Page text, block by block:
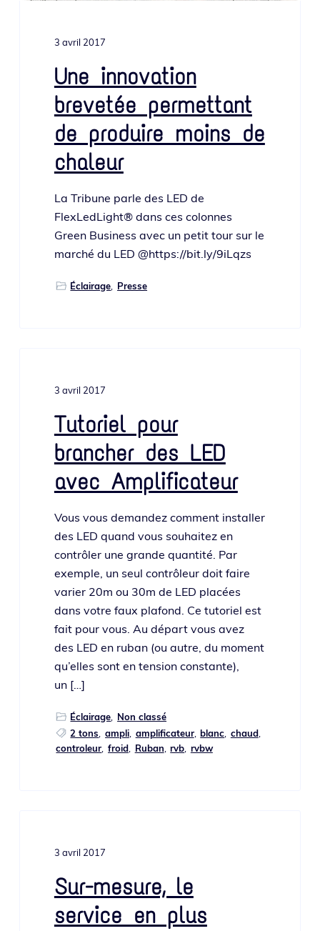
3 avril 2017
Une innovation
brevetée permettant
de produire moins de
chaleur
La Tribune parle des LED de
FlexLedLight® dans ces colonnes
Green Business avec un petit tour sur le
mar­ché du LED @https://bit.ly/9iLqzs
Éclairage Presse
3 avril 2017
Tutoriel pour
brancher des LED
avec Amplificateur
Vous vous deman­dez com­ment ins­tal­ler
des LED quand vous sou­hai­tez en
contrô­ler une grande quan­ti­té. Par
exemple, un seul contrô­leur doit faire
varier 20m ou 30m de LED pla­cées
dans votre faux pla­fond. Ce tuto­riel est
fait pour vous. Au départ vous avez
des LED en ruban (ou autre, du moment
qu’elles sont en ten­sion constante),
un […]
Éclairage
Non classé
2 tons, ampli, amplificateur, blanc, chaud,
controleur, froid, Ruban, rvb, rvbw
3 avril 2017
Sur-mesure, le
service en plus